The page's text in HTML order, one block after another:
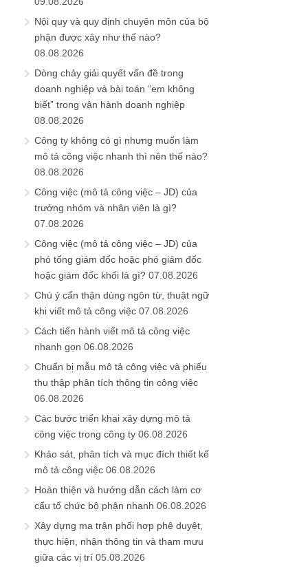
Nội quy và quy định chuyên môn của bộ
phận được xây như thế nào?
08.08.2026
Dòng chảy giải quyết vấn đề trong
doanh nghiệp và bài toán “em không
biết” trong vận hành doanh nghiệp
08.08.2026
Công ty không có gì nhưng muốn làm
mô tả công việc nhanh thì nên thế nào?
08.08.2026
Công việc (mô tả công việc – JD) của
trưởng nhóm và nhân viên là gì?
07.08.2026
Công việc (mô tả công việc – JD) của
phó tổng giám đốc hoặc phó giám đốc
hoặc giám đốc khối là gì? 07.08.2026
Chú ý cẩn thận dùng ngôn từ, thuật ngữ
khi viết mô tả công việc 07.08.2026
Cách tiến hành viết mô tả công việc
nhanh gọn 06.08.2026
Chuẩn bị mẫu mô tả công việc và phiếu
thu thập phân tích thông tin công việc
06.08.2026
Các bước triển khai xây dựng mô tả
công việc trong công ty 06.08.2026
Khảo sát, phân tích và mục đích thiết kế
mô tả công việc 06.08.2026
Hoàn thiện và hướng dẫn cách làm cơ
cấu tổ chức bộ phận nhanh 06.08.2026
Xây dựng ma trận phối hợp phê duyệt,
thực hiện, nhận thông tin và tham mưu
giữa các vị trí 05.08.2026